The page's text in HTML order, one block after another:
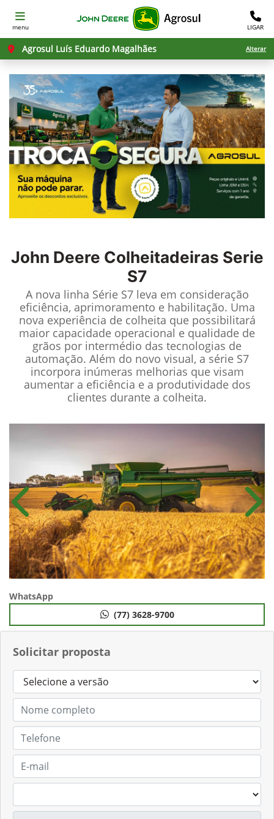
menu LIGAR
Agrosul Luís Eduardo Magalhães Alterar
John Deere Colheitadeiras Serie
S7
A nova linha Série S7 leva em consideração
eficiência, aprimoramento e habilitação. Uma
nova experiência de colheita que possibilitará
maior capacidade operacional e qualidade de
grãos por intermédio das tecnologias de
automação. Além do novo visual, a série S7
incorpora inúmeras melhorias que visam
aumentar a eficiência e a produtividade dos
clientes durante a colheita.
Solicitar proposta
Anterior
WhatsApp
(77) 3628-9700